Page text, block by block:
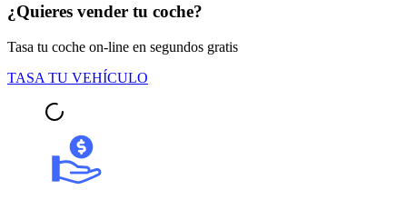
¿Quieres vender tu coche?
Tasa tu coche on-line en segundos gratis
TASA TU VEHÍCULO